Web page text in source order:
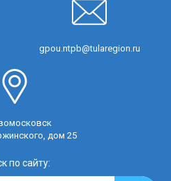
gpou.ntpb@tularegion.ru
дом 25
по сайту: